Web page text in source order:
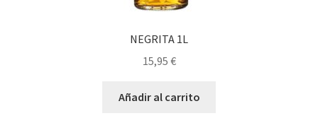
NEGRITA 1L
15,95 €
Añadir al carrito